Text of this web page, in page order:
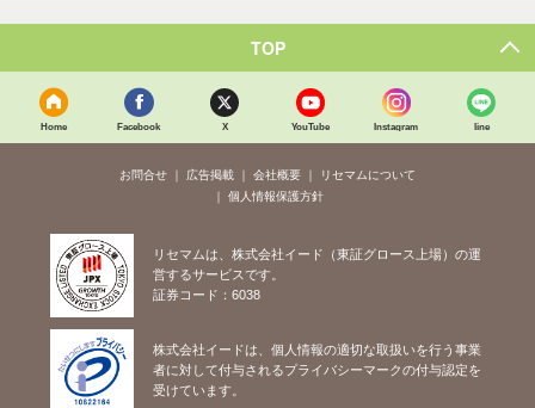
TOP
Home Facebook X YouTube Instagram line
お問合せ 広告掲載 会社概要
リセマムについて
個人情報保護方針
リセマムは、株式会社イード（東証グロース上場）の運
営するサービスです。
証券コード：6038
株式会社イードは、個人情報の適切な取扱いを行う事業
者に対して付与されるプライバシーマークの付与認定を
受けています。